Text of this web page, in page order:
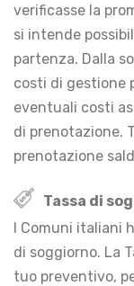
verificasse la
si intende
partenza. Dalla
costi di gestione
eventuali costi
di prenotazione.
prenotazione
Tassa di
I Comuni italiani
di soggiorno. La
tuo preventivo,